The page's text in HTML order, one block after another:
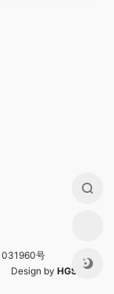
号
by HGS